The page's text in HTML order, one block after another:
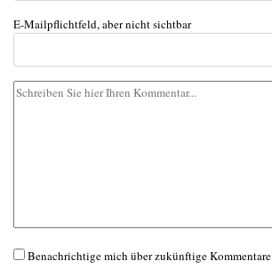
E-Mailpflichtfeld, aber nicht sichtbar
Benachrichtige mich über zukünftige Kommentare